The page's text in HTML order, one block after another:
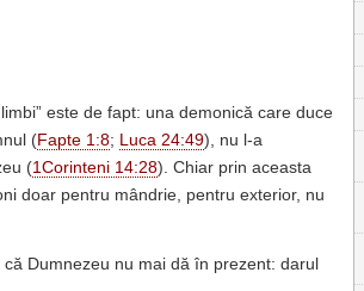
este de fapt: una demonică care duce
(Fapte 1:8; Luca 24:49), nu l-a
(1Corinteni 14:28). Chiar prin aceasta
doar pentru mândrie, pentru exterior, nu
Dumnezeu nu mai dă în prezent: darul